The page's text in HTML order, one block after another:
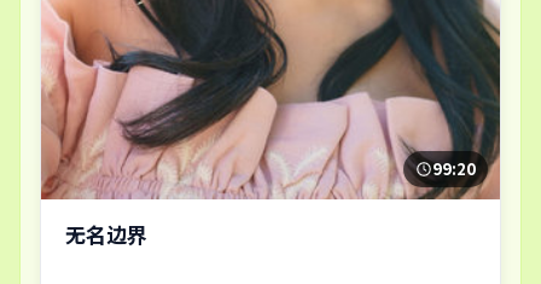
99:20
无名边界